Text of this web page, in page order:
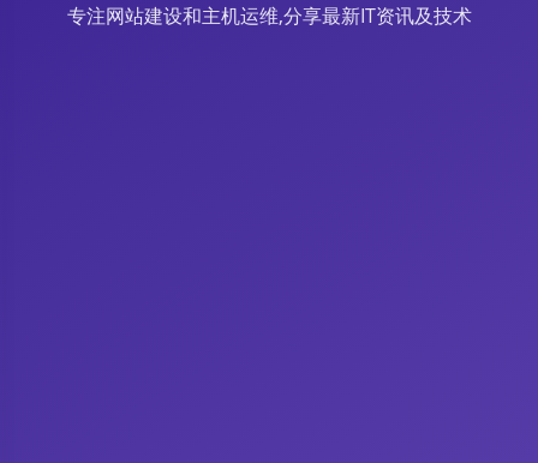
专注网站建设和主机运维,分享最新IT资讯及技术